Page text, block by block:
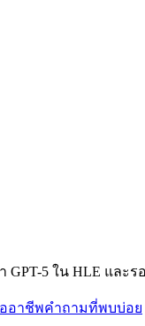
5 ใน HLE และร
อาชีพคำถามที่พบบ่อย